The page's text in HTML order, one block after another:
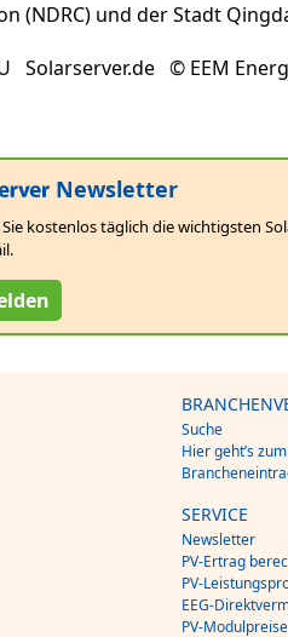
(NDRC) und der Stadt
Solarserver.de © EEM
Newsletter
kostenlos täglich die wichtigsten
Suche
Hier geht’s
SERVICE
Newsletter
PV-Ertrag
PV-
EEG-
PV-Modulpreise